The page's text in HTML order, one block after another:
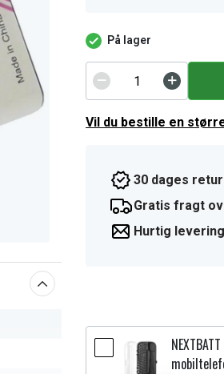
På lager
Vil du bestille en
30 dages
Gratis fragt
Hurtig